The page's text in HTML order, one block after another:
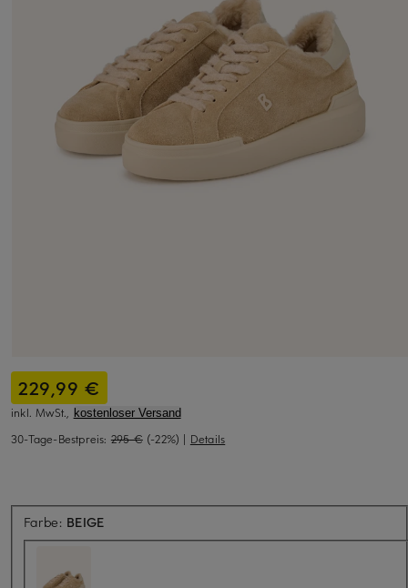
229,99 €
inkl. MwSt., kostenloser Versand
30-Tage-Bestpreis: 295 € (-22%) | Details
Farbe: BEIGE